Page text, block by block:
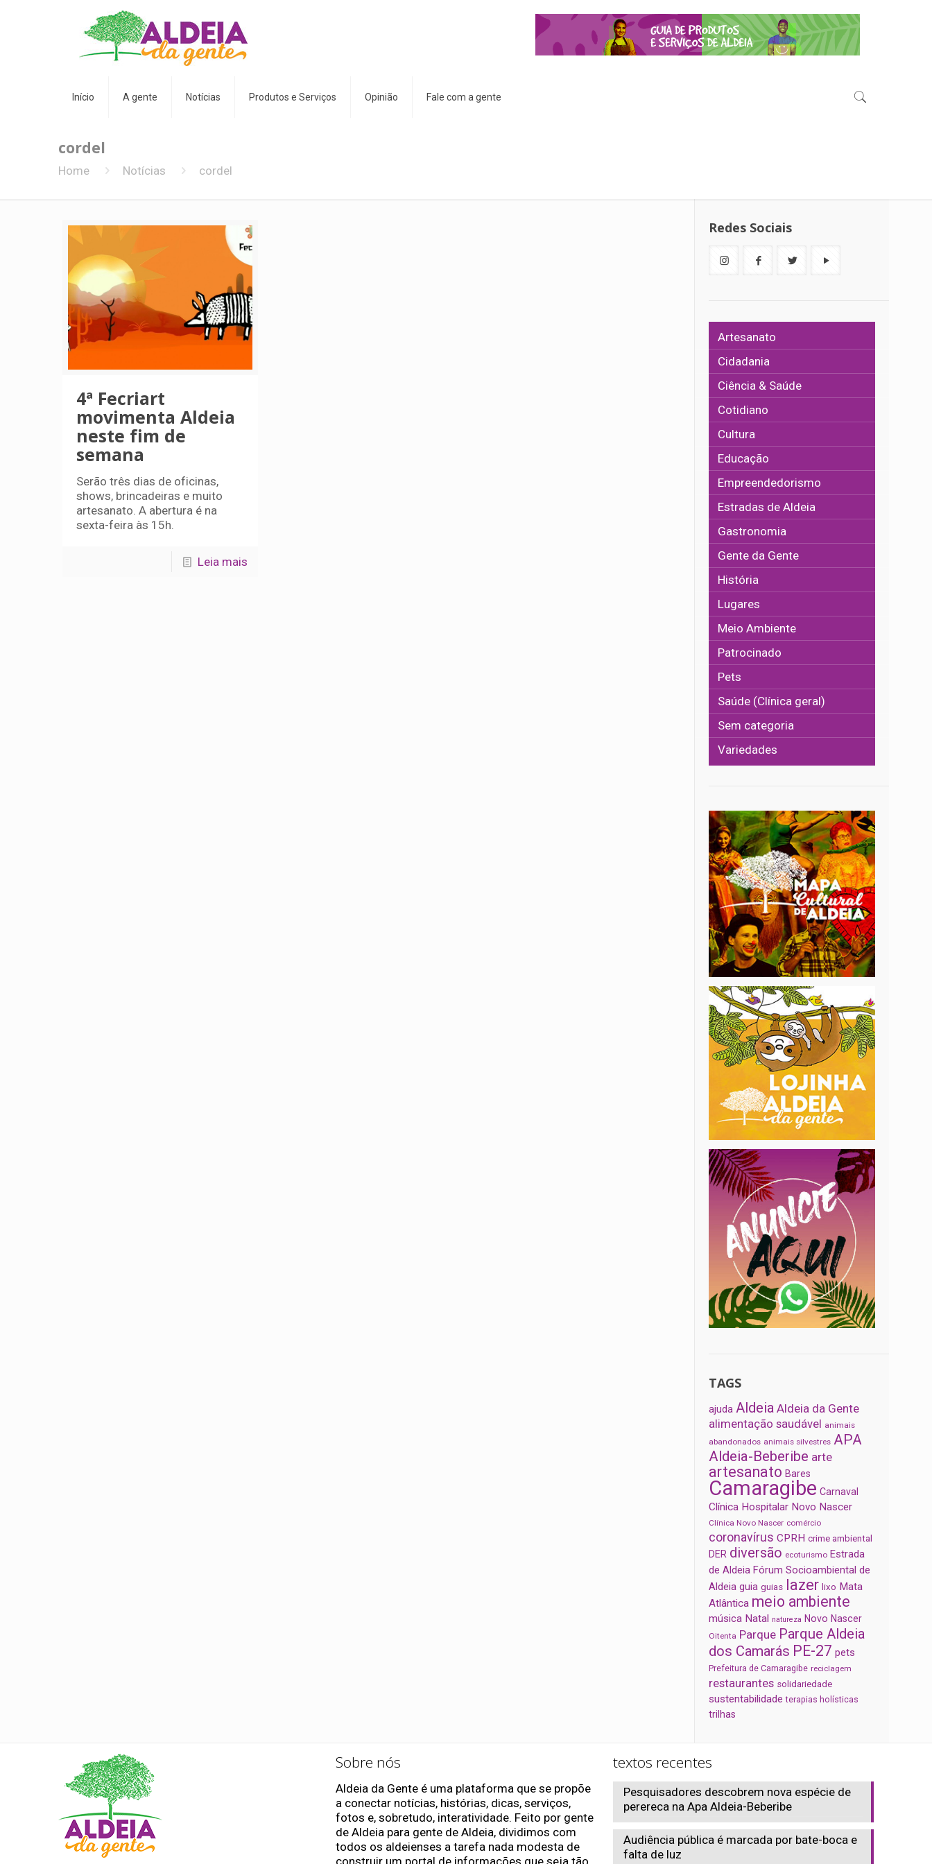
Início A gente Notícias Produtos e Serviços Opinião Fale com a gente
cordel
Home Notícias cordel
4ª Fecriart
movimenta Aldeia
neste fim de
semana
Serão três dias de oficinas,
shows, brincadeiras e muito
artesanato. A abertura é na
sexta-feira às 15h.
Leia mais
Redes Sociais
Artesanato
Cidadania
Ciência & Saúde
Cotidiano
Cultura
Educação
Empreendedorismo
Estradas de Aldeia
Gastronomia
Gente da Gente
História
Lugares
Meio Ambiente
Patrocinado
Pets
Saúde (Clínica geral)
Sem categoria
Variedades
TAGS
ajuda Aldeia Aldeia da Gente
alimentação saudável animais
abandonados animais silvestres APA
Aldeia-Beberibe arte
artesanato Bares
Camaragibe Carnaval
Clínica Hospitalar Novo Nascer
Clínica Novo Nascer comércio
coronavírus CPRH crime ambiental
DER diversão ecoturismo Estrada
de Aldeia Fórum Socioambiental de
Aldeia guia guias lazer lixo Mata
Atlântica meio ambiente
música Natal natureza Novo Nascer
Oitenta Parque Parque Aldeia
dos Camarás PE-27 pets
Prefeitura de Camaragibe reciclagem
restaurantes solidariedade
sustentabilidade terapias holísticas
trilhas
Sobre nós
Aldeia da Gente é uma plataforma que se propõe
a conectar notícias, histórias, dicas, serviços,
fotos e, sobretudo, interatividade. Feito por gente
de Aldeia para gente de Aldeia, dividimos com
todos os aldeienses a tarefa nada modesta de
construir um portal de informações que seja tão
textos recentes
Pesquisadores descobrem nova espécie de
perereca na Apa Aldeia-Beberibe
Audiência pública é marcada por bate-boca e
falta de luz